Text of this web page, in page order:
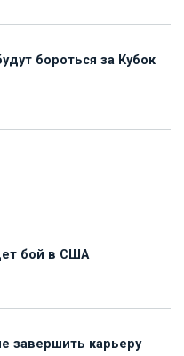
бороться за Кубок
бой в США
завершить карьеру